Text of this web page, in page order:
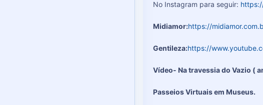
No Instagram para seguir:
Midiamor:https://
Gentileza:https://
Vídeo- Na travessia do Vazio (
Passeios Virtuais em Museus.